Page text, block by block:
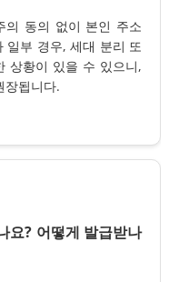
의 동의 없이 본인 주소
일부 경우, 세대 분리 또
상황이 있을 수 있으니,
장됩니다.
요? 어떻게 발급받나